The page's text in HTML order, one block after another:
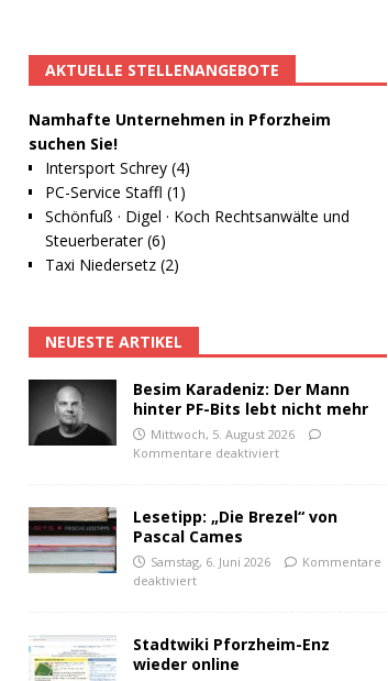
AKTUELLE STELLENANGEBOTE
Namhafte Unternehmen in Pforzheim
suchen Sie!
Intersport Schrey (4)
PC-Service Staffl (1)
Schönfuß · Digel · Koch Rechtsanwälte und
Steuerberater (6)
Taxi Niedersetz (2)
NEUESTE ARTIKEL
Besim Karadeniz: Der Mann
hinter PF-Bits lebt nicht mehr
Mittwoch, 5. August 2026
Kommentare deaktiviert
Lesetipp: „Die Brezel“ von
Pascal Cames
Samstag, 6. Juni 2026
Kommentare
deaktiviert
Stadtwiki Pforzheim-Enz
wieder online